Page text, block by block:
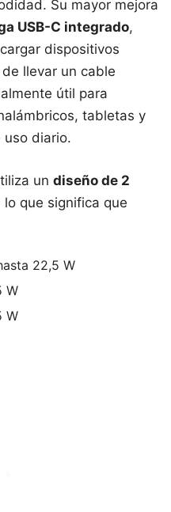
Su mayor mejora
USB-C integrado,
dispositivos
llevar un cable
útil para
tabletas y
uso diario.
un diseño de 2
lo que significa que
22,5 W
W
W